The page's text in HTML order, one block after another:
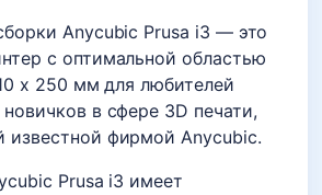
Anycubic Prusa i3 — это
с оптимальной областью
х 250 мм для любителей
в сфере 3D печати,
известной фирмой Anycubic.
Prusa i3 имеет